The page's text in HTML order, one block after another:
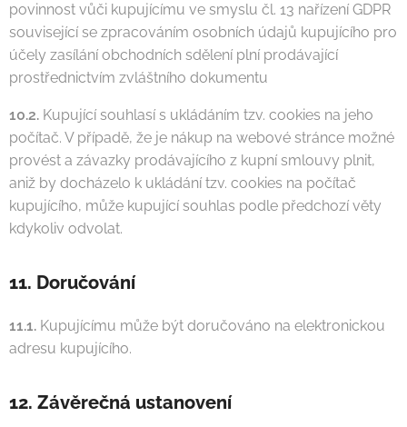
povinnost vůči kupujícímu ve smyslu čl. 13 nařízení GDPR
související se zpracováním osobních údajů kupujícího pro
účely zasílání obchodních sdělení plní prodávající
prostřednictvím zvláštního dokumentu
10.2. Kupující souhlasí s ukládáním tzv. cookies na jeho
počítač. V případě, že je nákup na webové stránce možné
provést a závazky prodávajícího z kupní smlouvy plnit,
aniž by docházelo k ukládání tzv. cookies na počítač
kupujícího, může kupující souhlas podle předchozí věty
kdykoliv odvolat.
11. Doručování
11.1. Kupujícímu může být doručováno na elektronickou
adresu kupujícího.
12. Závěrečná ustanovení